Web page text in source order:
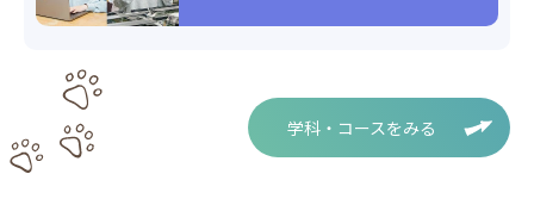
学科・コースをみる